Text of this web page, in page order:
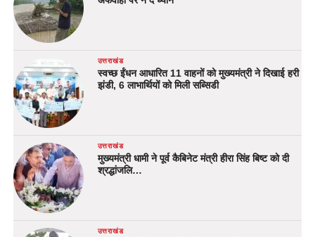
उत्तराखंड
स्वच्छ ईंधन आधारित 11 वाहनों को मुख्यमंत्री ने दिखाई हरी
झंडी, 6 लाभार्थियों को मिली सब्सिडी
उत्तराखंड
मुख्यमंत्री धामी ने पूर्व कैबिनेट मंत्री हीरा सिंह बिष्ट को दी
श्रद्धांजलि…
उत्तराखंड